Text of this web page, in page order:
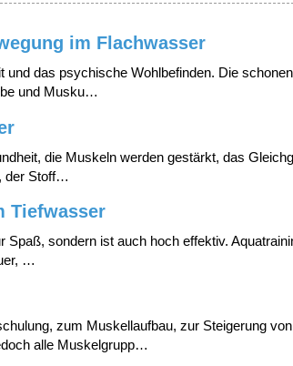
im Flachwasser
und das psychische Wohlbefinden. Die
und Musku…
die Muskeln werden gestärkt, das
der Stoff…
Tiefwasser
Spaß, sondern ist auch hoch effektiv.
…
zum Muskellaufbau, zur Steigerung
alle Muskelgrupp…